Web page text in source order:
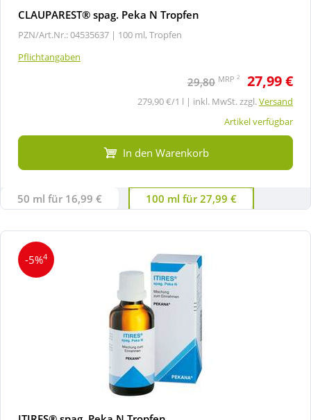
CLAUPAREST® spag. Peka N Tropfen
PZN/Art.Nr.: 04535637 | 100 ml, Tropfen
Pflichtangaben
29,80 MRP 2 27,99 €
279,90 €/1 l | inkl. MwSt. zzgl.Versand
Artikel verfügbar
In den Warenkorb
50 ml für 16,99 € 100 ml für 27,99 €
-5%4